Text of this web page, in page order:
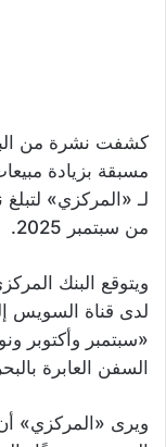
كشفت نشرة من
مسبقة بزيادة
من سبتمبر 2025.
ويتوقع البنك
«سبتمبر وأكتوبر
السفن العابرة
ويرى «المركزي»